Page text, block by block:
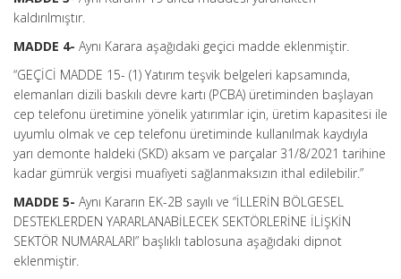
kaldırılmıştır.
MADDE 4- Aynı Karara aşağıdaki geçici madde eklenmiştir.
“GEÇİCİ MADDE 15- (1) Yatırım teşvik belgeleri kapsamında,
elemanları dizili baskılı devre kartı (PCBA) üretiminden başlayan
cep telefonu üretimine yönelik yatırımlar için, üretim kapasitesi ile
uyumlu olmak ve cep telefonu üretiminde kullanılmak kaydıyla
yarı demonte haldeki (SKD) aksam ve parçalar 31/8/2021 tarihine
kadar gümrük vergisi muafiyeti sağlanmaksızın ithal edilebilir.”
MADDE 5- Aynı Kararın EK-2B sayılı ve “İLLERİN BÖLGESEL
DESTEKLERDEN YARARLANABİLECEK SEKTÖRLERİNE İLİŞKİN
SEKTÖR NUMARALARI” başlıklı tablosuna aşağıdaki dipnot
eklenmiştir.